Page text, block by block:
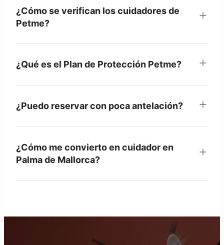
¿Cómo se verifican los cuidadores de
Petme?
¿Qué es el Plan de Protección Petme?
¿Puedo reservar con poca antelación?
¿Cómo me convierto en cuidador en
Palma de Mallorca?